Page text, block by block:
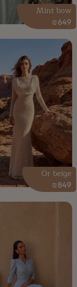
649
₪
Mint bow
849
₪
Or beige